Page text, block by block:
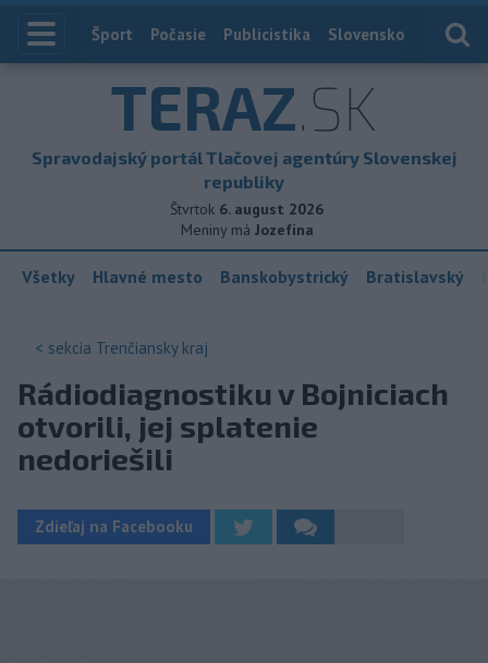
Index
Šport Počasie Publicistika Slovensko
TERAZ.SK
Spravodajský portál Tlačovej agentúry Slovenskej
republiky
Štvrtok 6. august 2026
Meniny má Jozefína
Všetky Hlavné mesto Banskobystrický Bratislavský
< sekcia Trenčiansky kraj
Rádiodiagnostiku v Bojniciach
otvorili, jej splatenie
nedoriešili
Zdieľaj na Facebooku